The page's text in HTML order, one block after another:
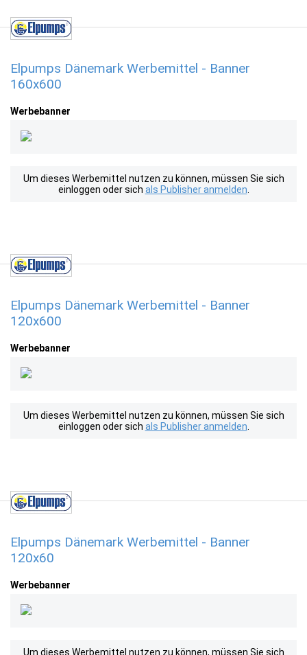
Elpumps Dänemark Werbemittel - Banner
160x600
Werbebanner
Um dieses Werbemittel nutzen zu können, müssen Sie sich
einloggen oder sich als Publisher anmelden
Elpumps Dänemark Werbemittel - Banner
120x600
Werbebanner
Um dieses Werbemittel nutzen zu können, müssen Sie sich
einloggen oder sich als Publisher anmelden
Elpumps Dänemark Werbemittel - Banner
120x60
Werbebanner
Um dieses Werbemittel nutzen zu können, müssen Sie sich